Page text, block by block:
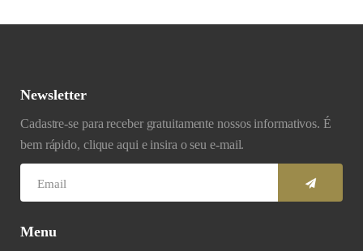
Newsletter
Cadastre-se para receber gratuitamente nossos informativos. É
bem rápido, clique aqui e insira o seu e-mail.
Menu